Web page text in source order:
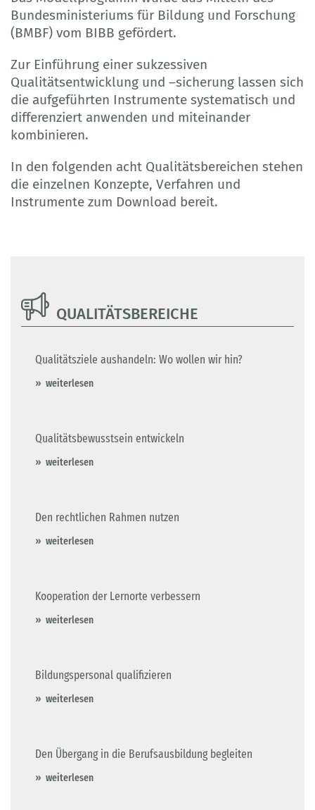
Bundesministeriums für Bildung und Forschung
(BMBF) vom BIBB gefördert.
Zur Einführung einer sukzessiven
Qualitätsentwicklung und –sicherung lassen sich
die aufgeführten Instrumente systematisch und
differenziert anwenden und miteinander
kombinieren.
In den folgenden acht Qualitätsbereichen stehen
die einzelnen Konzepte, Verfahren und
Instrumente zum Download bereit.
QUALITÄTSBEREICHE
Qualitätsziele aushandeln: Wo wollen wir hin?
weiterlesen
Qualitätsbewusstsein entwickeln
weiterlesen
Den rechtlichen Rahmen nutzen
weiterlesen
Kooperation der Lernorte verbessern
weiterlesen
Bildungspersonal qualifizieren
weiterlesen
Den Übergang in die Berufsausbildung begleiten
weiterlesen